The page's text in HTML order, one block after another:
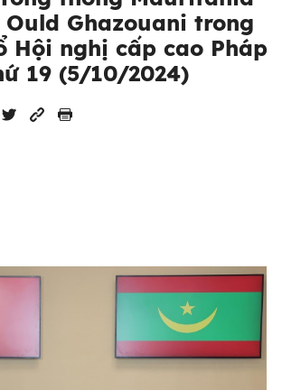
Ould Ghazouani trong
Hội nghị cấp cao Pháp
19 (5/10/2024)